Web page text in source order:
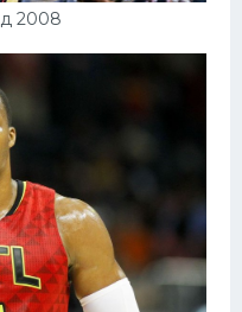
2008